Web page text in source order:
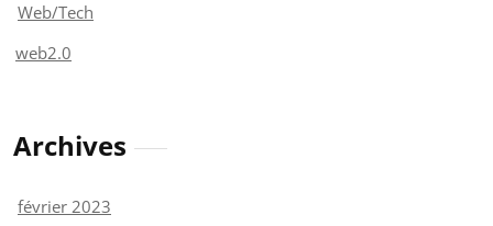
Web/Tech
web2.0
Archives
février 2023